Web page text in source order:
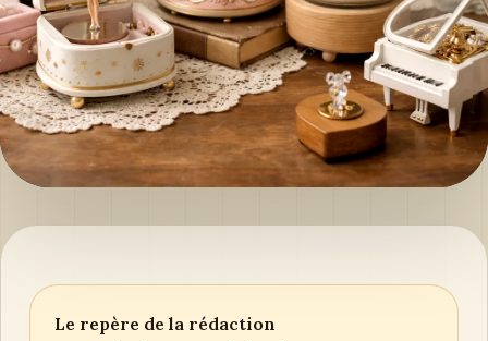
Le repère de la rédaction